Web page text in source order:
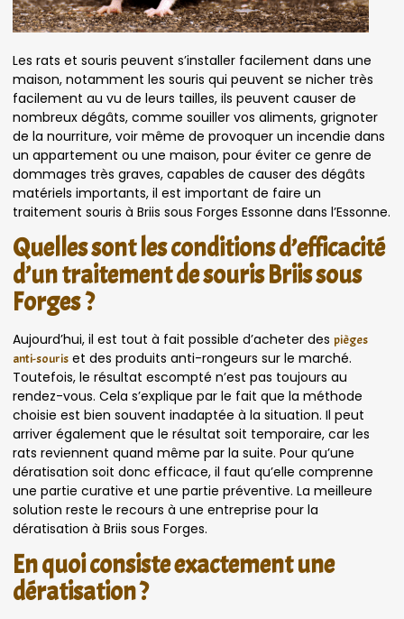
Les rats et souris peuvent s’installer facilement dans une
maison, notamment les souris qui peuvent se nicher très
facilement au vu de leurs tailles, ils peuvent causer de
nombreux dégâts, comme souiller vos aliments, grignoter
de la nourriture, voir même de provoquer un incendie dans
un appartement ou une maison, pour éviter ce genre de
dommages très graves, capables de causer des dégâts
matériels importants, il est important de faire un
traitement souris à Briis sous Forges Essonne dans l’Essonne.
Quelles sont les conditions d’efficacité
d’un traitement de souris Briis sous
Forges ?
Aujourd’hui, il est tout à fait possible d’acheter des pièges
anti-souris et des produits anti-rongeurs sur le marché.
Toutefois, le résultat escompté n’est pas toujours au
rendez-vous. Cela s’explique par le fait que la méthode
choisie est bien souvent inadaptée à la situation. Il peut
arriver également que le résultat soit temporaire, car les
rats reviennent quand même par la suite. Pour qu’une
dératisation soit donc efficace, il faut qu’elle comprenne
une partie curative et une partie préventive. La meilleure
solution reste le recours à une entreprise pour la
dératisation à Briis sous Forges.
En quoi consiste exactement une
dératisation ?